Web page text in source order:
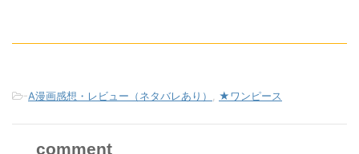
-A漫画感想・レビュー（ネタバレあり） ★ワンピース
comment